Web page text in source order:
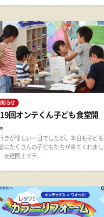
知らせ
回オンテくん子ども食堂開
きが怪しい一日でしたが、本日も子ども
にたくさんの子どもたちが来てくれまし
友達同士でテ...